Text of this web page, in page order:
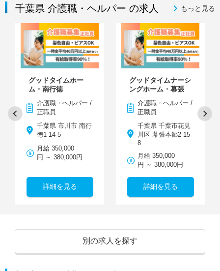
千葉県 介護職・ヘルパー の求人 もっと見る
グッドタイムホー
ム・南行徳
介護職・ヘルパー /
正職員
千葉県 市川市 南行
徳1-14-5
月給 350,000
円 ～ 380,000円
詳細を見る
グッドタイムナーシ
ングホーム・幕張
介護職・ヘルパー /
正職員
千葉県 千葉市花見
川区 幕張本郷2-15-
8
月給 350,000
円 ～ 380,000円
詳細を見る
別の求人を探す